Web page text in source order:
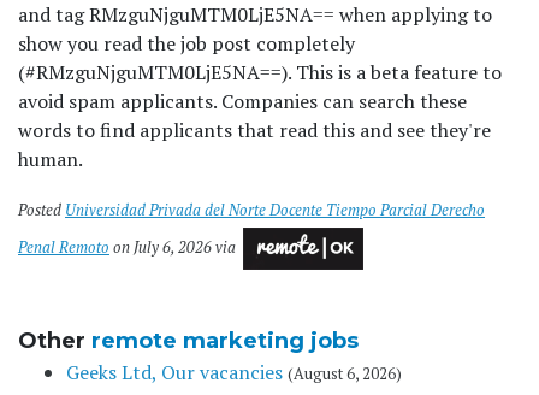
and tag RMzguNjguMTM0LjE5NA== when applying to
show you read the job post completely
(#RMzguNjguMTM0LjE5NA==). This is a beta feature to
avoid spam applicants. Companies can search these
words to find applicants that read this and see they're
human.
Posted Universidad Privada del Norte Docente Tiempo Parcial Derecho
Penal Remoto on July 6, 2026 via
Other remote marketing jobs
Geeks Ltd, Our vacancies (August 6, 2026)